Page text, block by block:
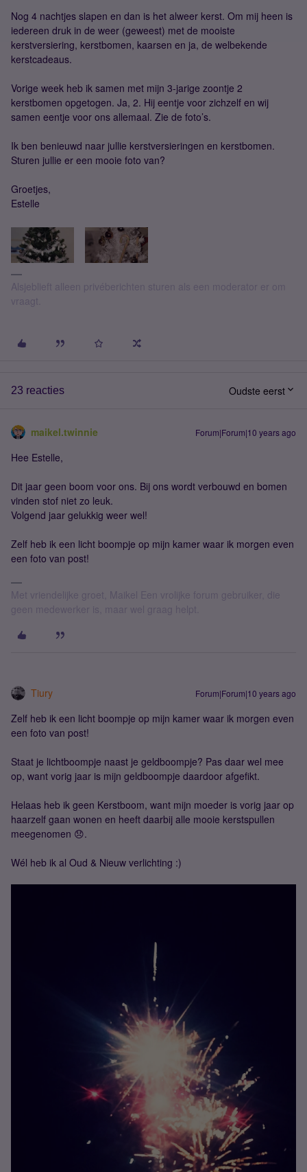
Nog 4 nachtjes slapen en dan is het alweer kerst. Om mij heen is
iedereen druk in de weer (geweest) met de mooiste
kerstversiering, kerstbomen, kaarsen en ja, de welbekende
kerstcadeaus.
Vorige week heb ik samen met mijn 3-jarige zoontje 2
kerstbomen opgetogen. Ja, 2. Hij eentje voor zichzelf en wij
samen eentje voor ons allemaal. Zie de foto’s.
Ik ben benieuwd naar jullie kerstversieringen en kerstbomen.
Sturen jullie er een mooie foto van?
Groetjes,
Estelle
Alsjeblieft alleen privéberichten sturen als een moderator er om
vraagt.
23 reacties Oudste eerst
maikel.twinnie Forum|Forum|10 years ago
Hee Estelle,
Dit jaar geen boom voor ons. Bij ons wordt verbouwd en bomen
vinden stof niet zo leuk.
Volgend jaar gelukkig weer wel!
Zelf heb ik een licht boompje op mijn kamer waar ik morgen even
een foto van post!
Met vriendelijke groet, Maikel Een vrolijke forum gebruiker, die
geen medewerker is, maar wel graag helpt.
Tiury Forum|Forum|10 years ago
Zelf heb ik een licht boompje op mijn kamer waar ik morgen even
een foto van post!
Staat je lichtboompje naast je geldboompje? Pas daar wel mee
op, want vorig jaar is mijn geldboompje daardoor afgefikt.
Helaas heb ik geen Kerstboom, want mijn moeder is vorig jaar op
haarzelf gaan wonen en heeft daarbij alle mooie kerstspullen
meegenomen 😞.
Wél heb ik al Oud & Nieuw verlichting :)